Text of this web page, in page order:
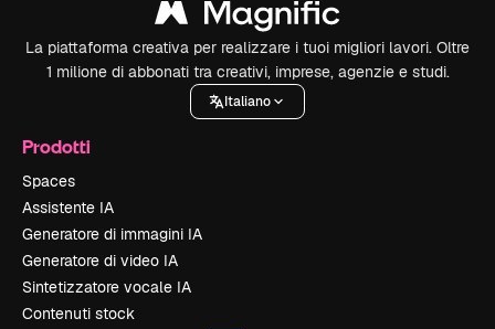
La piattaforma creativa per realizzare i tuoi migliori lavori. Oltre
1 milione di abbonati tra creativi, imprese, agenzie e studi.
Italiano
Prodotti
Spaces
Assistente IA
Generatore di immagini IA
Generatore di video IA
Sintetizzatore vocale IA
Contenuti stock